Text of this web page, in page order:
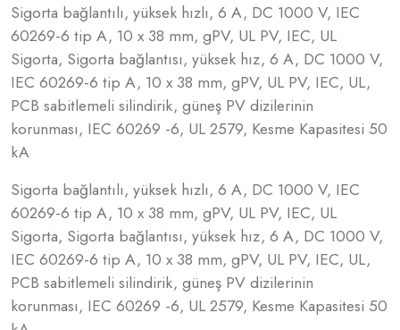
Sigorta bağlantılı, yüksek hızlı, 6 A, DC 1000 V, IEC
60269-6 tip A, 10 x 38 mm, gPV, UL PV, IEC, UL
Sigorta, Sigorta bağlantısı, yüksek hız, 6 A, DC 1000 V,
IEC 60269-6 tip A, 10 x 38 mm, gPV, UL PV, IEC, UL,
PCB sabitlemeli silindirik, güneş PV dizilerinin
korunması, IEC 60269 -6, UL 2579, Kesme Kapasitesi 50
kA
Sigorta bağlantılı, yüksek hızlı, 6 A, DC 1000 V, IEC
60269-6 tip A, 10 x 38 mm, gPV, UL PV, IEC, UL
Sigorta, Sigorta bağlantısı, yüksek hız, 6 A, DC 1000 V,
IEC 60269-6 tip A, 10 x 38 mm, gPV, UL PV, IEC, UL,
PCB sabitlemeli silindirik, güneş PV dizilerinin
korunması, IEC 60269 -6, UL 2579, Kesme Kapasitesi 50